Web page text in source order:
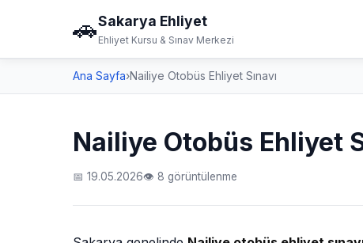
🚗Sakarya Ehliyet
Ehliyet Kursu & Sınav Merkezi
Ana Sayfa›Nailiye Otobüs Ehliyet Sınavı
Nailiye Otobüs Ehliyet
📅 19.05.2026👁 8 görüntülenme